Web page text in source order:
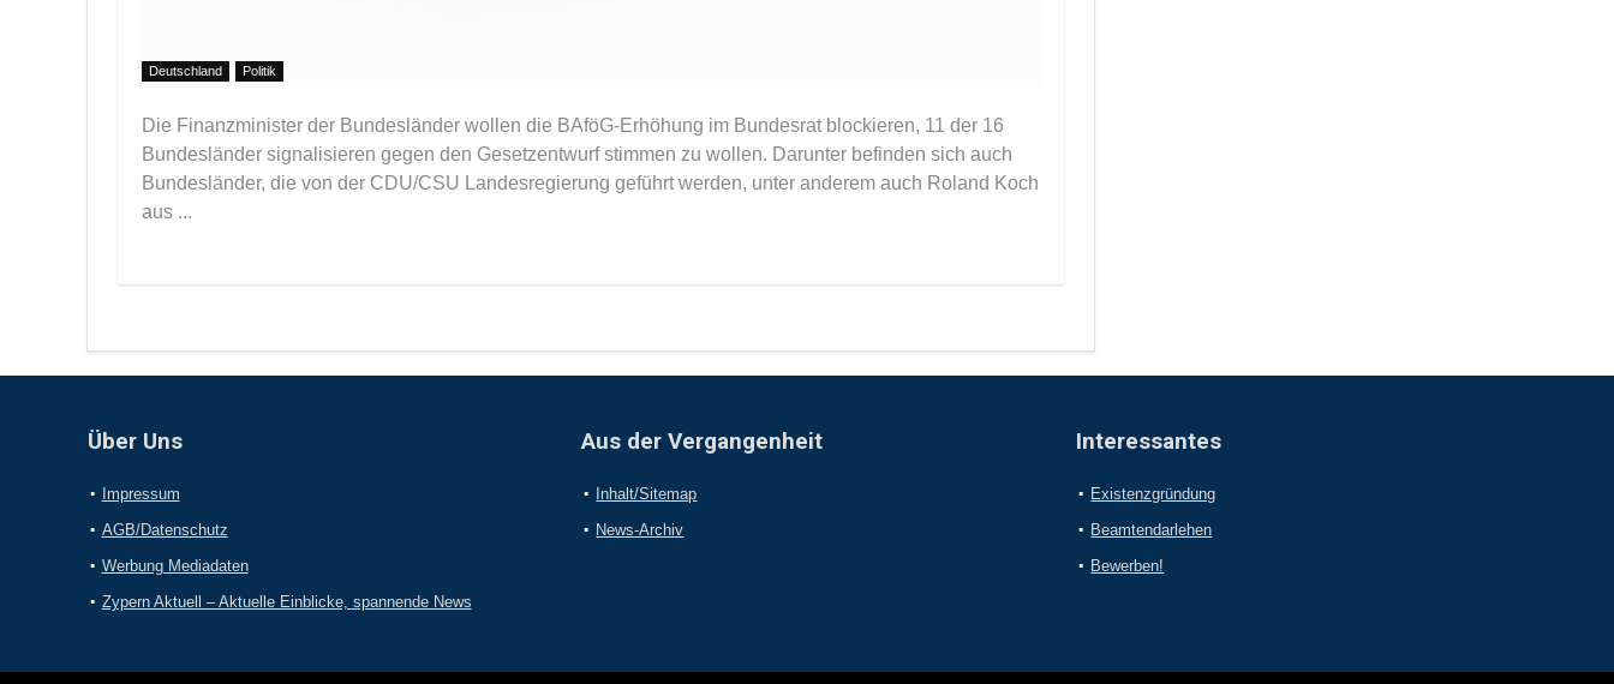
Deutschland Politik
Die Finanzminister der Bundesländer wollen die BAföG-Erhöhung im Bundesrat blockieren, 11 der 16
Bundesländer signalisieren gegen den Gesetzentwurf stimmen zu wollen. Darunter befinden sich auch
Bundesländer, die von der CDU/CSU Landesregierung geführt werden, unter anderem auch Roland Koch
aus ...
Über Uns
Impressum
AGB/Datenschutz
Werbung Mediadaten
Zypern Aktuell – Aktuelle Einblicke, spannende News
Aus der Vergangenheit
Inhalt/Sitemap
News-Archiv
Interessantes
Existenzgründung
Beamtendarlehen
Bewerben!